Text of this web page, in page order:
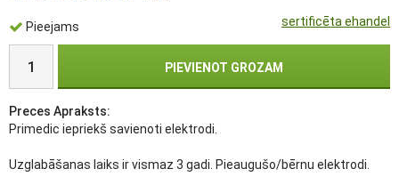
sertificēta ehandel
Pieejams
PIEVIENOT GROZAM
Preces Apraksts:
Primedic iepriekš savienoti elektrodi.
Uzglabāšanas laiks ir vismaz 3 gadi. Pieaugušo/bērnu elektrodi.